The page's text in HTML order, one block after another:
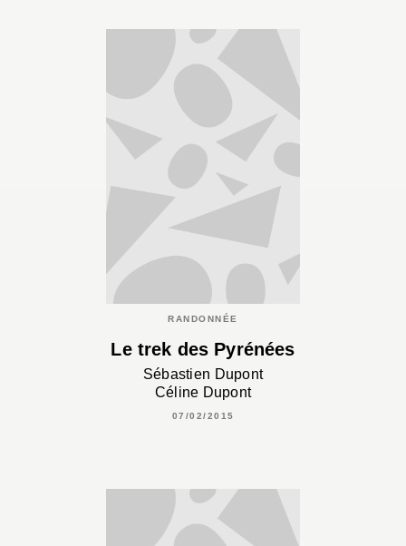
RANDONNÉE
Le trek des Pyrénées
Sébastien Dupont
Céline Dupont
07/02/2015